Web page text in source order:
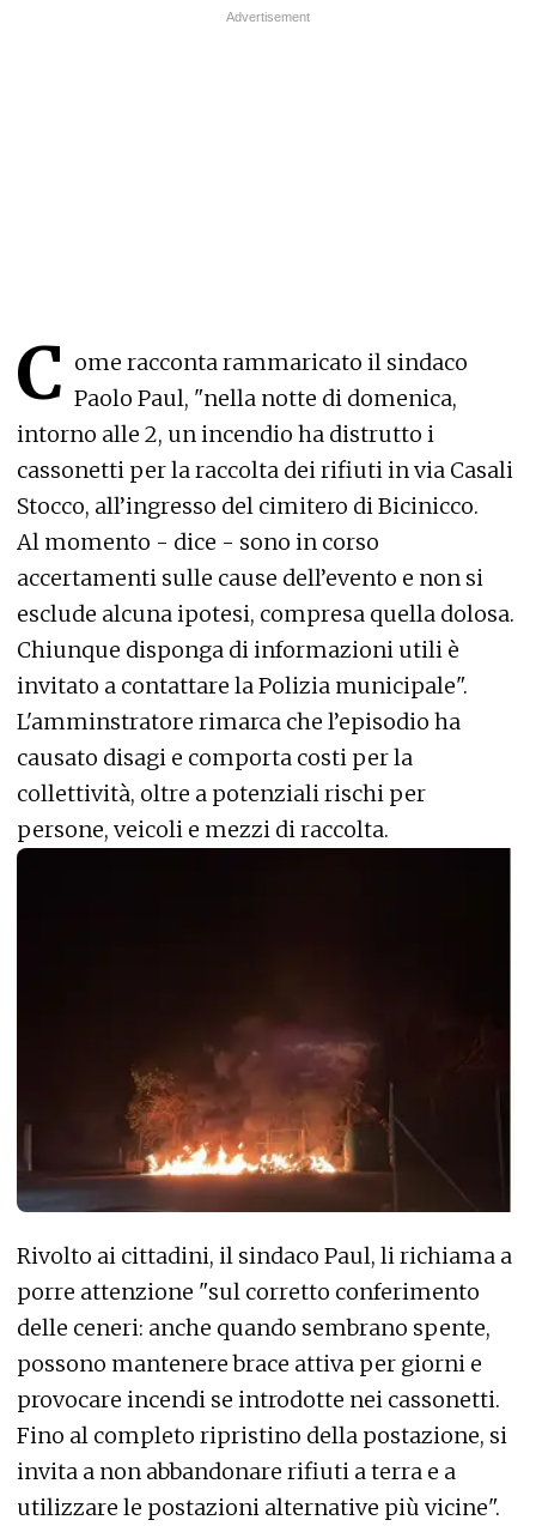
C ome racconta rammaricato il sindaco
Paolo Paul, "nella notte di domenica,
intorno alle 2, un incendio ha distrutto i
cassonetti per la raccolta dei rifiuti in via Casali
Stocco, all’ingresso del cimitero di Bicinicco.
Al momento - dice - sono in corso
accertamenti sulle cause dell’evento e non si
esclude alcuna ipotesi, compresa quella dolosa.
Chiunque disponga di informazioni utili è
invitato a contattare la Polizia municipale".
L'amminstratore rimarca che l’episodio ha
causato disagi e comporta costi per la
collettività, oltre a potenziali rischi per
persone, veicoli e mezzi di raccolta.
Rivolto ai cittadini, il sindaco Paul, li richiama a
porre attenzione "sul corretto conferimento
delle ceneri: anche quando sembrano spente,
possono mantenere brace attiva per giorni e
provocare incendi se introdotte nei cassonetti.
Fino al completo ripristino della postazione, si
invita a non abbandonare rifiuti a terra e a
utilizzare le postazioni alternative più vicine".